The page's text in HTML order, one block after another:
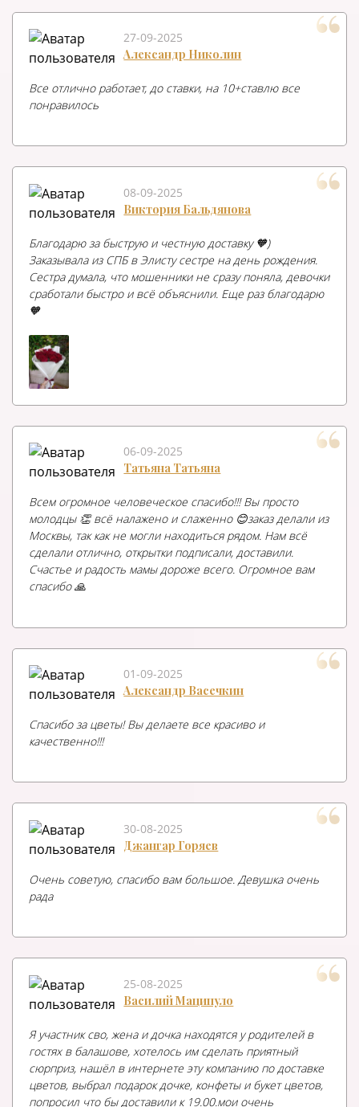
27-09-2025
Александр Николин
Все отлично работает, до ставки, на 10+ставлю все
понравилось
08-09-2025
Виктория Бальдянова
Благодарю за быструю и честную доставку 🧡)
Заказывала из СПБ в Элисту сестре на день рождения.
Сестра думала, что мошенники не сразу поняла, девочки
сработали быстро и всё объяснили. Еще раз благодарю
🧡
06-09-2025
Татьяна Татьяна
Всем огромное человеческое спасибо!!! Вы просто
молодцы 👏 всё налажено и слаженно 😊заказ делали из
Москвы, так как не могли находиться рядом. Нам всё
сделали отлично, открытки подписали, доставили.
Счастье и радость мамы дороже всего. Огромное вам
спасибо 🙏
01-09-2025
Александр Васечкин
Спасибо за цветы! Вы делаете все красиво и
качественно!!!
30-08-2025
Джангар Горяев
Очень советую, спасибо вам большое. Девушка очень
рада
25-08-2025
Василий Маципуло
Я участник сво, жена и дочка находятся у родителей в
гостях в балашове, хотелось им сделать приятный
сюрприз, нашёл в интернете эту компанию по доставке
цветов, выбрал подарок дочке, конфеты и букет цветов,
попросил что бы доставили к 19.00.мои очень